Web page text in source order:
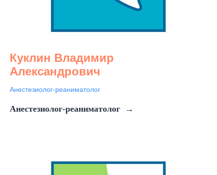
Куклин Владимир
Александрович
Анестезиолог-реаниматолог
Анестезиолог-реаниматолог